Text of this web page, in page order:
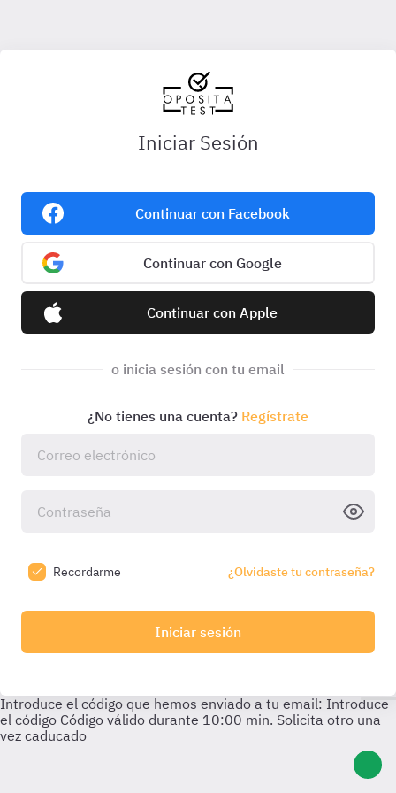
Iniciar Sesión
Continuar con Facebook
Continuar con Google
Continuar con Apple
o inicia sesión con tu email
¿No tienes una cuenta? Regístrate
Recordarme ¿Olvidaste tu contraseña?
Iniciar sesión
Introduce el código que hemos enviado a tu email: Introduce
el código Código válido durante 10:00 min. Solicita otro una
vez caducado